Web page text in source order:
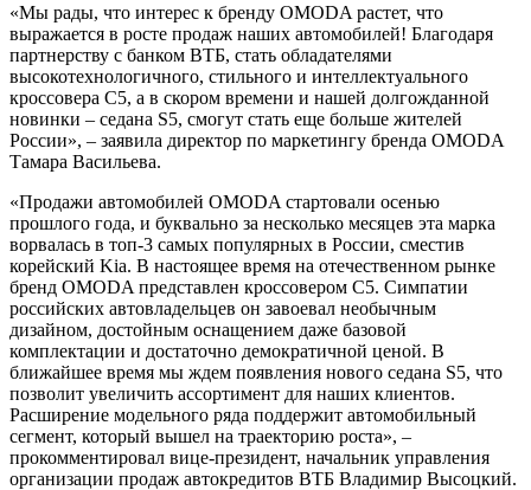
«Мы рады, что интерес к бренду OMODA растет, что
выражается в росте продаж наших автомобилей! Благодаря
партнерству с банком ВТБ, стать обладателями
высокотехнологичного, стильного и интеллектуального
кроссовера C5, а в скором времени и нашей долгожданной
новинки – седана S5, смогут стать еще больше жителей
России», – заявила директор по маркетингу бренда OMODA
Тамара Васильева.
«Продажи автомобилей OMODA стартовали осенью
прошлого года, и буквально за несколько месяцев эта марка
ворвалась в топ-3 самых популярных в России, сместив
корейский Kia. В настоящее время на отечественном рынке
бренд OMODA представлен кроссовером C5. Симпатии
российских автовладельцев он завоевал необычным
дизайном, достойным оснащением даже базовой
комплектации и достаточно демократичной ценой. В
ближайшее время мы ждем появления нового седана S5, что
позволит увеличить ассортимент для наших клиентов.
Расширение модельного ряда поддержит автомобильный
сегмент, который вышел на траекторию роста», –
прокомментировал вице-президент, начальник управления
организации продаж автокредитов ВТБ Владимир Высоцкий.